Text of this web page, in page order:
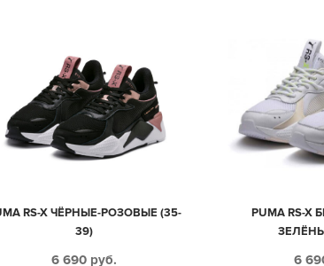
RS-X ЧЁРНЫЕ-РОЗОВЫЕ (35-
39)
6 690 руб.
PUMA RS-
6